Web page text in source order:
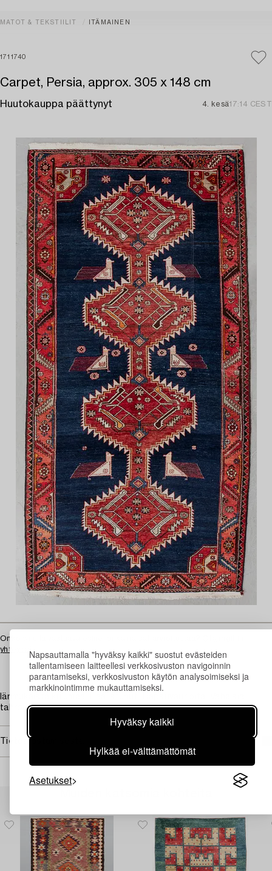
Napsauttamalla "hyväksy kaikki" suostut evästeiden
tallentamiseen laitteellesi verkkosivuston navigoinnin
parantamiseksi, verkkosivuston käytön analysoimiseksi ja
markkinointimme mukauttamiseksi.
Hyväksy kaikki
Hylkää ei-välttämättömät
Asetukset
MATOT & TEKSTIILIT ITÄMAINEN
1711740
Carpet, Persia, approx. 305 x 148 cm
Huutokauppa päättynyt 4. kesä17:14 CEST
Onko sinulla vastaava esine jonka haluat arvioituttaa?
yhteyttä
Iänmukaista kulumaa. Haalistunut. Hapsuvaurioita. Vähäisiä
tahroja.
Tietoa ostamisesta